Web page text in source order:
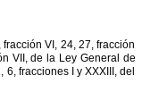
fracción VI, 24, 27, fracción
VII, de la Ley General de
6, fracciones y XXXIII, del